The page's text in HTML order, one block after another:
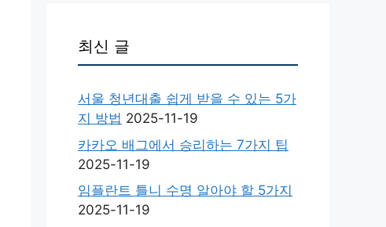
최신 글
서울 청년대출 쉽게 받을 수 있는 5가
지 방법 2025-11-19
카카오 배그에서 승리하는 7가지 팁
2025-11-19
임플란트 틀니 수명 알아야 할 5가지
2025-11-19